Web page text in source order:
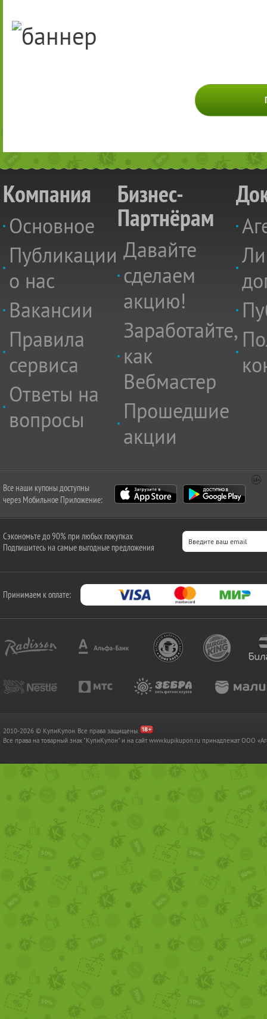
Компания
Основное
Публикации
о нас
Вакансии
Правила
сервиса
Ответы на
вопросы
Бизнес-
Партнёрам
Давайте
сделаем
акцию!
Заработайте,
как
Вебмастер
Прошедшие
акции
Все наши купоны доступны
через Мобильное Приложение:
Сэкономьте до 90% при любых покупках
Подпишитесь на самые выгодные предложения
Принимаем к оплате:
2010-2026 © КупиКупон. Все права защищены.
Все права на товарный знак "КупиКупон" и на сайт www.kupikupon.ru принадлежат OOO